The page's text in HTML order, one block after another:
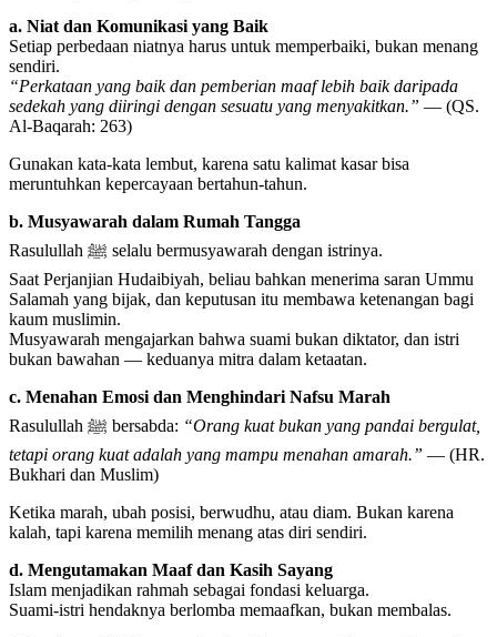
a. Niat dan Komunikasi yang Baik
Setiap perbedaan niatnya harus untuk memperbaiki, bukan menang
sendiri.
“Perkataan yang baik dan pemberian maaf lebih baik daripada
sedekah yang diiringi dengan sesuatu yang menyakitkan.” — (QS.
Al-Baqarah: 263)
Gunakan kata-kata lembut, karena satu kalimat kasar bisa
meruntuhkan kepercayaan bertahun-tahun.
b. Musyawarah dalam Rumah Tangga
Rasulullah ﷺ selalu bermusyawarah dengan istrinya.
Saat Perjanjian Hudaibiyah, beliau bahkan menerima saran Ummu
Salamah yang bijak, dan keputusan itu membawa ketenangan bagi
kaum muslimin.
Musyawarah mengajarkan bahwa suami bukan diktator, dan istri
bukan bawahan — keduanya mitra dalam ketaatan.
c. Menahan Emosi dan Menghindari Nafsu Marah
Rasulullah ﷺ bersabda: “Orang kuat bukan yang pandai bergulat,
tetapi orang kuat adalah yang mampu menahan amarah.” — (HR.
Bukhari dan Muslim)
Ketika marah, ubah posisi, berwudhu, atau diam. Bukan karena
kalah, tapi karena memilih menang atas diri sendiri.
d. Mengutamakan Maaf dan Kasih Sayang
Islam menjadikan rahmah sebagai fondasi keluarga.
Suami-istri hendaknya berlomba memaafkan, bukan membalas.